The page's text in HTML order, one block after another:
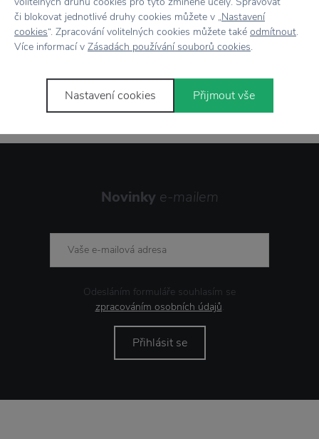
Stojí zapozornost
Novinky e-mailem
Odesláním formuláře souhlasím se
zpracováním osobních údajů.
Přihlásit se
či blokovat jednotlivé druhy cookies můžete v „Nastavení
cookies“. Zpracování volitelných cookies můžete také odmítnout.
Více informací v Zásadách používání souborů cookies.
Nastavení cookies Přijmout vše